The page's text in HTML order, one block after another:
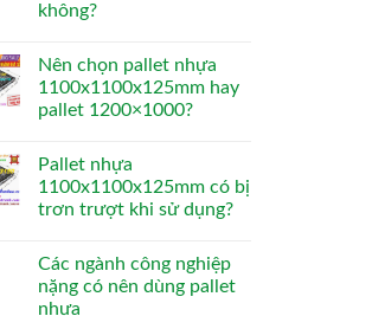
không?
Nên chọn pallet nhựa
1100x1100x125mm hay
pallet 1200×1000?
Pallet nhựa
1100x1100x125mm có bị
trơn trượt khi sử dụng?
Các ngành công nghiệp
nặng có nên dùng pallet
nhựa